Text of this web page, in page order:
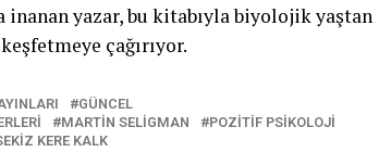
inanan yazar, bu kitabıyla biyolojik yaştan
çağırıyor.
GÜNCEL
MARTIN SELIGMAN
POZITIF PSIKOLOJI
KERE KALK